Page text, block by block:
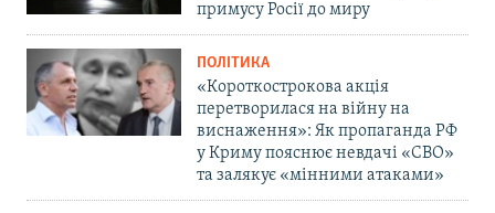
примусу Росії до миру
ПОЛІТИКА
«Короткострокова акція
перетворилася на війну на
виснаження»: Як пропаганда РФ
у Криму пояснює невдачі «СВО»
та залякує «мінними атаками»